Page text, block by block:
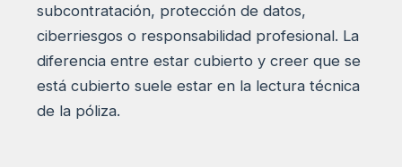
subcontratación, protección de datos,
ciberriesgos o responsabilidad profesional. La
diferencia entre estar cubierto y creer que se
está cubierto suele estar en la lectura técnica
de la póliza.